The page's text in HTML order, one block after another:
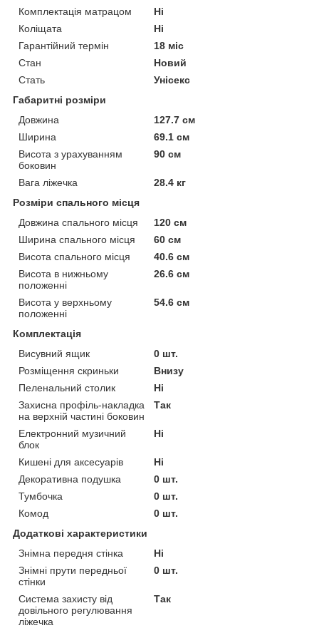
Комплектація матрацом
Ні
Коліщата
Ні
Гарантійний термін
18 міс
Стан
Новий
Стать
Унісекс
Габаритні розміри
Довжина
127.7 см
Ширина
69.1 см
Висота з урахуванням
боковин
90 см
Вага ліжечка
28.4 кг
Розміри спального місця
Довжина спального місця
120 см
Ширина спального місця
60 см
Висота спального місця
40.6 см
Висота в нижньому
положенні
26.6 см
Висота у верхньому
положенні
54.6 см
Комплектація
Висувний ящик
0 шт.
Розміщення скриньки
Внизу
Пеленальний столик
Ні
Захисна профіль-накладка
на верхній частині боковин
Так
Електронний музичний
блок
Ні
Кишені для аксесуарів
Ні
Декоративна подушка
0 шт.
Тумбочка
0 шт.
Комод
0 шт.
Додаткові характеристики
Знімна передня стінка
Ні
Знімні прути передньої
стінки
0 шт.
Система захисту від
довільного регулювання
ліжечка
Так